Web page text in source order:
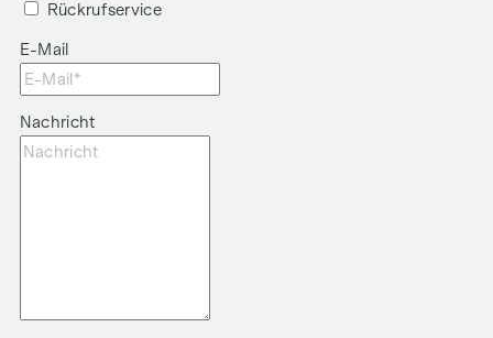
Rückrufservice
E-Mail
Nachricht